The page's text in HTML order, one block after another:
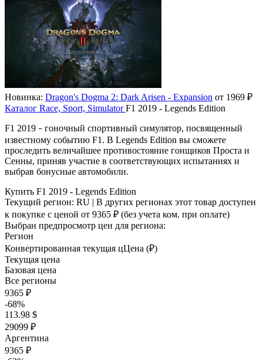
Новинка: Dragon's Dogma 2: Dark Arisen - Expansion от 1969 ₽
Каталог Race, Sport, Simulator F1 2019 - Legends Edition
F1 2019 – гоночный спортивный симулятор, посвященный
известному событию F1. В Legends Edition вы сможете
проследить величайшее противостояние гонщиков Проста и
Сенны, приняв участие в соответствующих испытаниях и
выбрав бонусные автомобили.
Купить F1 2019 - Legends Edition
Текущий регион: RU | В других регионах этот товар доступен
к покупке с ценой от 9365 ₽ (без учета ком. при оплате)
Выбран предпросмотр цен для региона:
Регион
Конвертированная текущая цЦена (₽)
Текущая цена
Базовая цена
Все регионы
9365 ₽
-68%
113.98 $
29099 ₽
Аргентина
9365 ₽